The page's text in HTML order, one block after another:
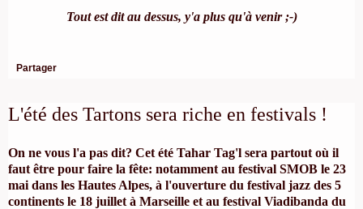
Tout est dit au dessus, y'a plus qu'à venir ;-)
Partager
L'été des Tartons sera riche en festivals !
On ne vous l'a pas dit? Cet été Tahar Tag'l sera partout où il
faut être pour faire la fête: notamment au festival SMOB le 23
mai dans les Hautes Alpes, à l'ouverture du festival jazz des 5
continents le 18 juillet à Marseille et au festival Viadibanda du